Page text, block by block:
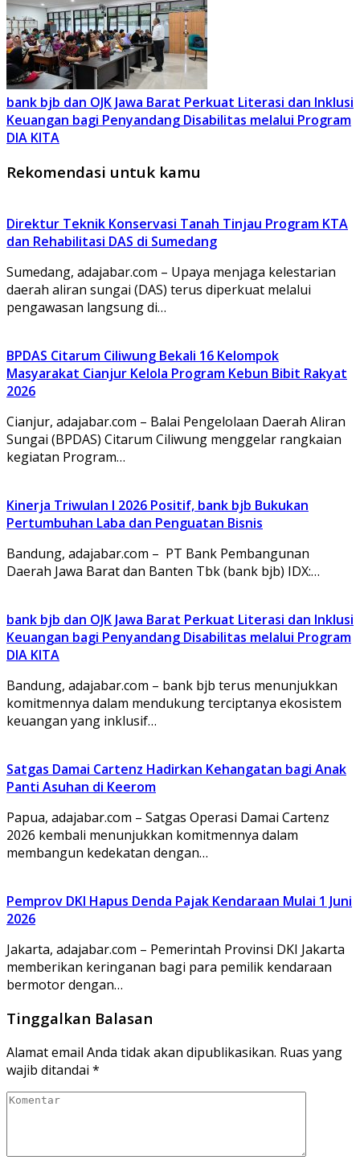
bank bjb dan OJK Jawa Barat Perkuat Literasi dan Inklusi
Keuangan bagi Penyandang Disabilitas melalui Program
DIA KITA
Rekomendasi untuk kamu
Direktur Teknik Konservasi Tanah Tinjau Program KTA
dan Rehabilitasi DAS di Sumedang
Sumedang, adajabar.com – Upaya menjaga kelestarian
daerah aliran sungai (DAS) terus diperkuat melalui
pengawasan langsung di…
BPDAS Citarum Ciliwung Bekali 16 Kelompok
Masyarakat Cianjur Kelola Program Kebun Bibit Rakyat
2026
Cianjur, adajabar.com – Balai Pengelolaan Daerah Aliran
Sungai (BPDAS) Citarum Ciliwung menggelar rangkaian
kegiatan Program…
Kinerja Triwulan I 2026 Positif, bank bjb Bukukan
Pertumbuhan Laba dan Penguatan Bisnis
Bandung, adajabar.com – PT Bank Pembangunan
Daerah Jawa Barat dan Banten Tbk (bank bjb) IDX:…
bank bjb dan OJK Jawa Barat Perkuat Literasi dan Inklusi
Keuangan bagi Penyandang Disabilitas melalui Program
DIA KITA
Bandung, adajabar.com – bank bjb terus menunjukkan
komitmennya dalam mendukung terciptanya ekosistem
keuangan yang inklusif…
Satgas Damai Cartenz Hadirkan Kehangatan bagi Anak
Panti Asuhan di Keerom
Papua, adajabar.com – Satgas Operasi Damai Cartenz
2026 kembali menunjukkan komitmennya dalam
membangun kedekatan dengan…
Pemprov DKI Hapus Denda Pajak Kendaraan Mulai 1 Juni
2026
Jakarta, adajabar.com – Pemerintah Provinsi DKI Jakarta
memberikan keringanan bagi para pemilik kendaraan
bermotor dengan…
Tinggalkan Balasan
Alamat email Anda tidak akan dipublikasikan. Ruas yang
wajib ditandai *